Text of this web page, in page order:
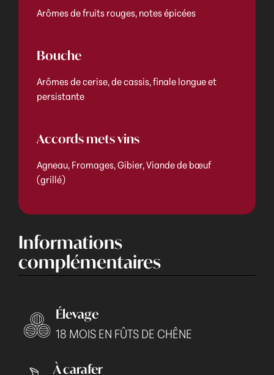
Arômes de fruits rouges, notes épicées
Bouche
Arômes de cerise, de cassis, finale longue et
persistante
Accords mets vins
Agneau, Fromages, Gibier, Viande de bœuf
(grillé)
Informations
complémentaires
Élevage
18 MOIS EN FÛTS DE CHÊNE
À carafer